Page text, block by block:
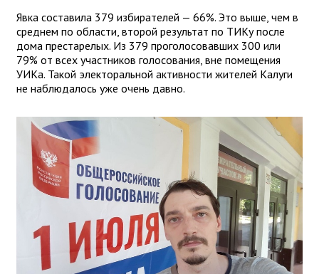
Явка составила 379 избирателей — 66%. Это выше, чем в
среднем по области, второй результат по ТИКу после
дома престарелых. Из 379 проголосовавших 300 или
79% от всех участников голосования, вне помещения
УИКа. Такой электоральной активности жителей Калуги
не наблюдалось уже очень давно.